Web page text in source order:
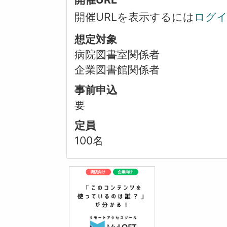
開催URLを表示するには ログ
想定対象
病院図書室関係者
企業図書館関係者
事前申込
要
定員
100名